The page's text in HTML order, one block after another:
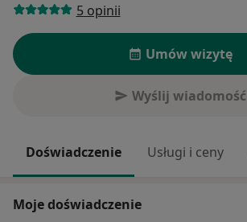
5 opinii
Umów wizytę
Wyślij wiadomość
Doświadczenie Usługi i ceny
Moje doświadczenie